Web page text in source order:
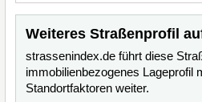
Weiteres Straßenprofil
strassenindex.de führt diese
immobilienbezogenes Lageprofil
Standortfaktoren weiter.